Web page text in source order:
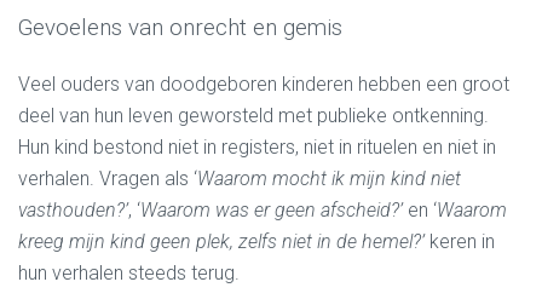
Gevoelens van onrecht en gemis
Veel ouders van doodgeboren kinderen hebben een groot
deel van hun leven geworsteld met publieke ontkenning.
Hun kind bestond niet in registers, niet in rituelen en niet in
verhalen. Vragen als ‘Waarom mocht ik mijn kind niet
vasthouden?’, ‘Waarom was er geen afscheid?’en ‘Waarom
kreeg mijn kind geen plek, zelfs niet in de hemel?’ keren in
hun verhalen steeds terug.